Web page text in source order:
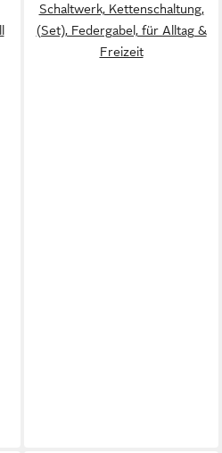
Schaltwerk, Kettenschaltung,
(Set), Federgabel, für Alltag &
Freizeit